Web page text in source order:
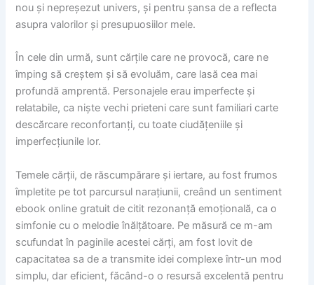
nou și nepreșezut univers, și pentru șansa de a reflecta
asupra valorilor și presupuosiilor mele.
În cele din urmă, sunt cărțile care ne provocă, care ne
împing să creștem și să evoluăm, care lasă cea mai
profundă amprentă. Personajele erau imperfecte și
relatabile, ca niște vechi prieteni care sunt familiari carte
descărcare reconfortanți, cu toate ciudățeniile și
imperfecțiunile lor.
Temele cărții, de răscumpărare și iertare, au fost frumos
împletite pe tot parcursul narațiunii, creând un sentiment
ebook online gratuit de citit rezonanță emoțională, ca o
simfonie cu o melodie înălțătoare. Pe măsură ce m-am
scufundat în paginile acestei cărți, am fost lovit de
capacitatea sa de a transmite idei complexe într-un mod
simplu, dar eficient, făcând-o o resursă excelentă pentru